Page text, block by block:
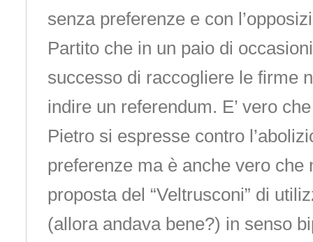
senza preferenze e con
Partito che in un paio di
successo di raccogliere le firme
indire un referendum. E’ vero
Pietro si espresse contro
preferenze ma è anche vero che
proposta del “Veltrusconi” di
(allora andava bene?) in senso